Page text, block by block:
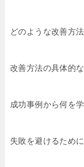
どのような改善方
改善方法の具体的
成功事例から何を
失敗を避けるため